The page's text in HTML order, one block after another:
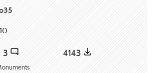
3 4143